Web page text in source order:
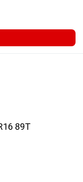
89T